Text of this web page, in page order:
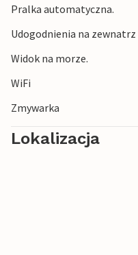
Pralka automatyczna.
Udogodnienia na zewnatrz
Widok na morze.
WiFi
Zmywarka
Lokalizacja